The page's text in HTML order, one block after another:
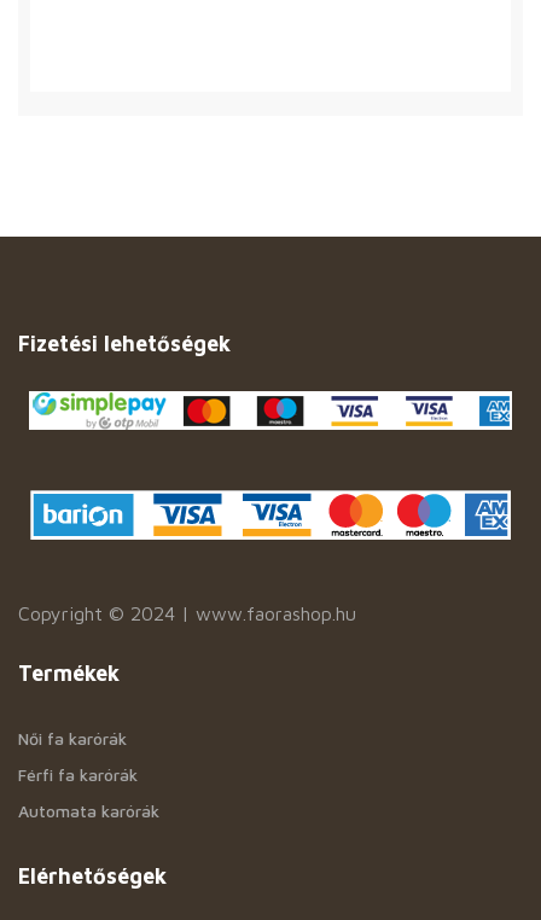
Fizetési lehetőségek
Copyright © 2024 | www.faorashop.hu
Termékek
Női fa karórák
Férfi fa karórák
Automata karórák
Elérhetőségek